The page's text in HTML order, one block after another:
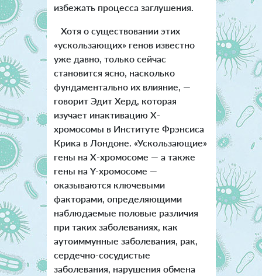
избежать процесса заглушения.
Хотя о существовании этих
«ускользающих» генов известно
уже давно, только сейчас
становится ясно, насколько
фундаментально их влияние, —
говорит Эдит Херд, которая
изучает инактивацию Х-
хромосомы в Институте Фрэнсиса
Крика в Лондоне. «Ускользающие»
гены на Х-хромосоме — а также
гены на Y-хромосоме —
оказываются ключевыми
факторами, определяющими
наблюдаемые половые различия
при таких заболеваниях, как
аутоиммунные заболевания, рак,
сердечно-сосудистые
заболевания, нарушения обмена